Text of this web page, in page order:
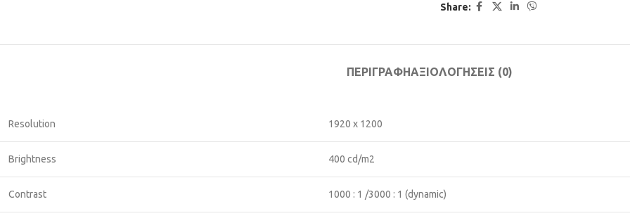
Share:
ΠΕΡΙΓΡΑΦΉΑΞΙΟΛΟΓΉΣΕΙΣ (0)
Resolution 1920 x 1200
Brightness 400 cd/m2
Contrast 1000 : 1 /3000 : 1 (dynamic)